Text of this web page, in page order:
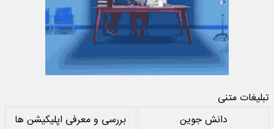
تبلیغات متنی
دانش جوین
بررسی و معرفی اپلیکیشن ها